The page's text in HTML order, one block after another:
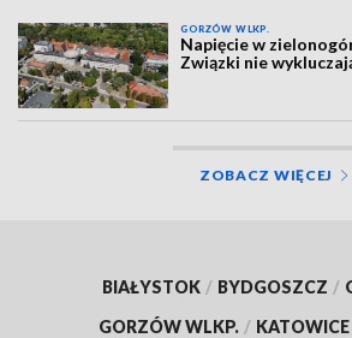
GORZÓW WLKP.
Napięcie w
Związki nie
ZOBACZ WIĘCEJ
BIAŁYSTOK / BYDGOSZCZ /
GORZÓW WLKP. / KATOWICE